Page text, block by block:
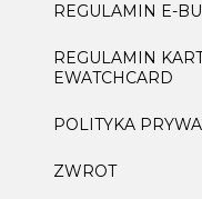
REGULAMIN E-
REGULAMIN
EWATCHCARD
POLITYKA
ZWROT